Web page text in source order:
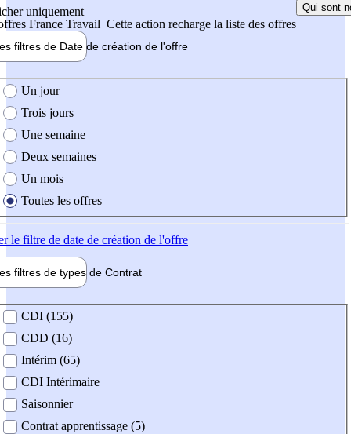
uniquement
France Travail Cette action recharge la liste des offres
Qui sont
filtres de Date de création de l'offre
création de l'offre
Un jour
Trois jours
Une semaine
Deux semaines
Un mois
Toutes les offres
le filtre de date de création de l'offre
filtres de types de Contrat
contrat
CDI (155)
CDD (16)
Intérim (65)
CDI Intérimaire
Saisonnier
Contrat apprentissage (5)